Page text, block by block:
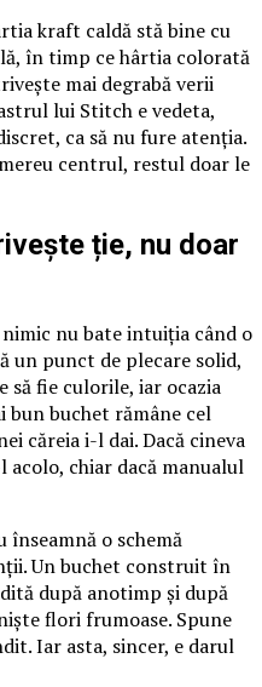
kraft caldă stă bine cu
în timp ce hârtia colorată
mai degrabă verii
lui Stitch e vedeta,
ca să nu fure atenția.
centrul, restul doar le
ție, nu doar
nu bate intuiția când o
un punct de plecare solid,
să fie culorile, iar ocazia
bun buchet rămâne cel
căreia i-l dai. Dacă cineva
acolo, chiar dacă manualul
înseamnă o schemă
Un buchet construit în
după anotimp și după
flori frumoase. Spune
Iar asta, sincer, e darul